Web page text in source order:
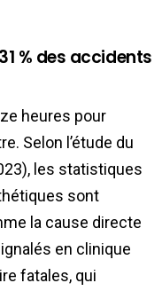
% des accidents
heures pour
Selon l’étude du
les statistiques
sont
la cause directe
en clinique
fatales, qui